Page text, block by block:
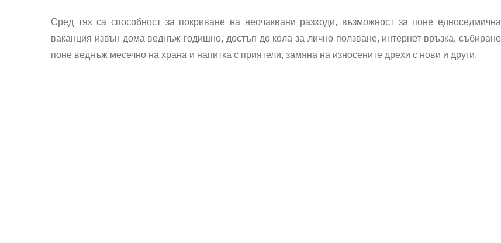
Сред тях са способност за покриване на неочаквани разходи, възможност за поне едноседмична
ваканция извън дома веднъж годишно, достъп до кола за лично ползване, интернет връзка, събиране
поне веднъж месечно на храна и напитка с приятели, замяна на износените дрехи с нови и други.